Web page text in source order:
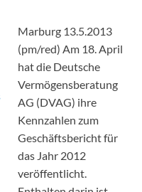
Marburg 13.5.2013
(pm/red) Am 18. April
hat die Deutsche
Vermögensberatung
AG (DVAG) ihre
Kennzahlen zum
Geschäftsbericht für
das Jahr 2012
veröffentlicht.